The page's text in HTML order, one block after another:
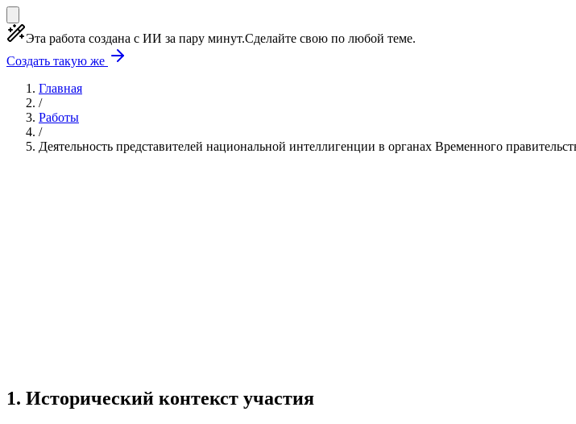
Эта работа создана с ИИ за пару минут.Сделайте свою по любой теме.
Создать такую же
Главная
/
Работы
/
Деятельность представителей национальной интеллигенции в органах Временного
1. Исторический контекст участия